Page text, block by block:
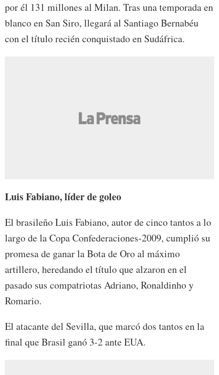
por él 131 millones al Milan. Tras una temporada en
blanco en San Siro, llegará al Santiago Bernabéu
con el título recién conquistado en Sudáfrica.
Luis Fabiano, líder de goleo
El brasileño Luis Fabiano, autor de cinco tantos a lo
largo de la Copa Confederaciones-2009, cumplió su
promesa de ganar la Bota de Oro al máximo
artillero, heredando el título que alzaron en el
pasado sus compatriotas Adriano, Ronaldinho y
Romario.
El atacante del Sevilla, que marcó dos tantos en la
final que Brasil ganó 3-2 ante EUA.